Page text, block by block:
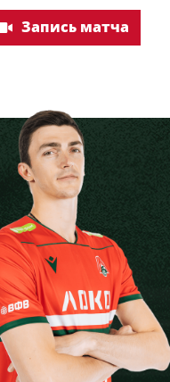
Запись матча